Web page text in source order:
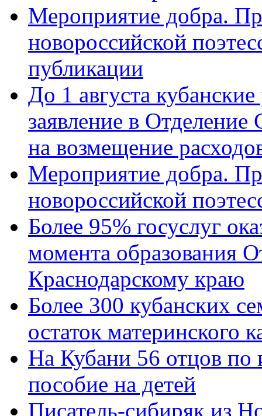
Мероприятие добра.
новороссийской
публикации
До 1 августа
заявление в
на возмещение
Мероприятие добра.
новороссийской
Более 95% госуслуг
момента образования
Краснодарскому краю
Более 300 кубанских
остаток материнского
На Кубани 56 отцов по
пособие на детей
Писатель-сибиряк из